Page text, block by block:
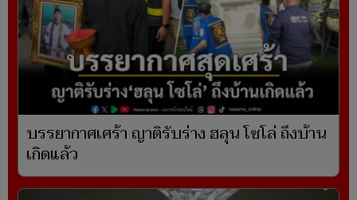
บรรยากาศเศร้า ญาติรับร่าง ฮลุน โซโล่ ถึงบ้าน
เกิดแล้ว